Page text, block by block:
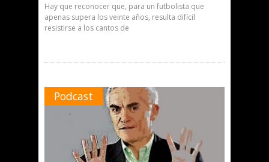
Hay que reconocer que, para un futbolista que
apenas supera los veinte años, resulta difícil
resistirse a los cantos de
Podcast